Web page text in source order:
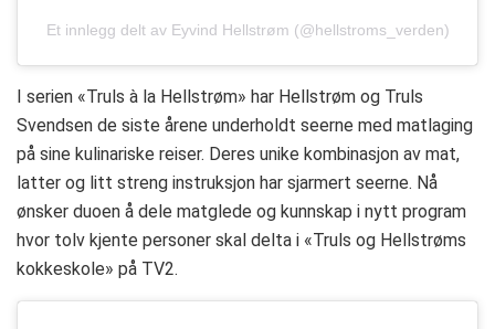
Et innlegg delt av Eyvind Hellstrøm (@hellstroms_verden)
I serien «Truls à la Hellstrøm» har Hellstrøm og Truls
Svendsen de siste årene underholdt seerne med matlaging
på sine kulinariske reiser. Deres unike kombinasjon av mat,
latter og litt streng instruksjon har sjarmert seerne. Nå
ønsker duoen å dele matglede og kunnskap i nytt program
hvor tolv kjente personer skal delta i «Truls og Hellstrøms
kokkeskole» på TV2.